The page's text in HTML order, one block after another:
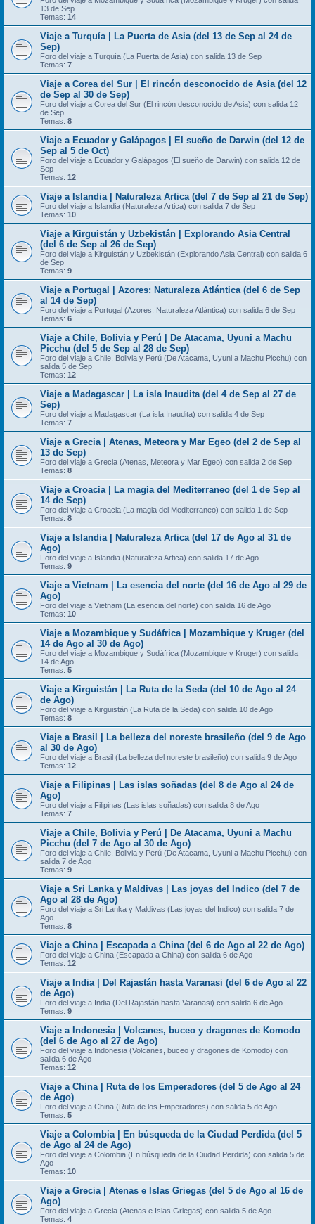
13 de Sep
Temas: 14
Viaje a Turquía | La Puerta de Asia (del 13 de Sep al 24 de
Sep)
Foro del viaje a Turquía (La Puerta de Asia) con salida 13 de Sep
Temas: 7
Viaje a Corea del Sur | El rincón desconocido de Asia (del 12
de Sep al 30 de Sep)
Foro del viaje a Corea del Sur (El rincón desconocido de Asia) con salida 12
de Sep
Temas: 8
Viaje a Ecuador y Galápagos | El sueño de Darwin (del 12 de
Sep al 5 de Oct)
Foro del viaje a Ecuador y Galápagos (El sueño de Darwin) con salida 12 de
Sep
Temas: 12
Viaje a Islandia | Naturaleza Artica (del 7 de Sep al 21 de Sep)
Foro del viaje a Islandia (Naturaleza Artica) con salida 7 de Sep
Temas: 10
Viaje a Kirguistán y Uzbekistán | Explorando Asia Central
(del 6 de Sep al 26 de Sep)
Foro del viaje a Kirguistán y Uzbekistán (Explorando Asia Central) con salida 6
de Sep
Temas: 9
Viaje a Portugal | Azores: Naturaleza Atlántica (del 6 de Sep
al 14 de Sep)
Foro del viaje a Portugal (Azores: Naturaleza Atlántica) con salida 6 de Sep
Temas: 6
Viaje a Chile, Bolivia y Perú | De Atacama, Uyuni a Machu
Picchu (del 5 de Sep al 28 de Sep)
Foro del viaje a Chile, Bolivia y Perú (De Atacama, Uyuni a Machu Picchu) con
salida 5 de Sep
Temas: 12
Viaje a Madagascar | La isla Inaudita (del 4 de Sep al 27 de
Sep)
Foro del viaje a Madagascar (La isla Inaudita) con salida 4 de Sep
Temas: 7
Viaje a Grecia | Atenas, Meteora y Mar Egeo (del 2 de Sep al
13 de Sep)
Foro del viaje a Grecia (Atenas, Meteora y Mar Egeo) con salida 2 de Sep
Temas: 8
Viaje a Croacia | La magia del Mediterraneo (del 1 de Sep al
14 de Sep)
Foro del viaje a Croacia (La magia del Mediterraneo) con salida 1 de Sep
Temas: 8
Viaje a Islandia | Naturaleza Artica (del 17 de Ago al 31 de
Ago)
Foro del viaje a Islandia (Naturaleza Artica) con salida 17 de Ago
Temas: 9
Viaje a Vietnam | La esencia del norte (del 16 de Ago al 29 de
Ago)
Foro del viaje a Vietnam (La esencia del norte) con salida 16 de Ago
Temas: 10
Viaje a Mozambique y Sudáfrica | Mozambique y Kruger (del
14 de Ago al 30 de Ago)
Foro del viaje a Mozambique y Sudáfrica (Mozambique y Kruger) con salida
14 de Ago
Temas: 5
Viaje a Kirguistán | La Ruta de la Seda (del 10 de Ago al 24
de Ago)
Foro del viaje a Kirguistán (La Ruta de la Seda) con salida 10 de Ago
Temas: 8
Viaje a Brasil | La belleza del noreste brasileño (del 9 de Ago
al 30 de Ago)
Foro del viaje a Brasil (La belleza del noreste brasileño) con salida 9 de Ago
Temas: 12
Viaje a Filipinas | Las islas soñadas (del 8 de Ago al 24 de
Ago)
Foro del viaje a Filipinas (Las islas soñadas) con salida 8 de Ago
Temas: 7
Viaje a Chile, Bolivia y Perú | De Atacama, Uyuni a Machu
Picchu (del 7 de Ago al 30 de Ago)
Foro del viaje a Chile, Bolivia y Perú (De Atacama, Uyuni a Machu Picchu) con
salida 7 de Ago
Temas: 9
Viaje a Sri Lanka y Maldivas | Las joyas del Indico (del 7 de
Ago al 28 de Ago)
Foro del viaje a Sri Lanka y Maldivas (Las joyas del Indico) con salida 7 de
Ago
Temas: 8
Viaje a China | Escapada a China (del 6 de Ago al 22 de Ago)
Foro del viaje a China (Escapada a China) con salida 6 de Ago
Temas: 12
Viaje a India | Del Rajastán hasta Varanasi (del 6 de Ago al 22
de Ago)
Foro del viaje a India (Del Rajastán hasta Varanasi) con salida 6 de Ago
Temas: 9
Viaje a Indonesia | Volcanes, buceo y dragones de Komodo
(del 6 de Ago al 27 de Ago)
Foro del viaje a Indonesia (Volcanes, buceo y dragones de Komodo) con
salida 6 de Ago
Temas: 12
Viaje a China | Ruta de los Emperadores (del 5 de Ago al 24
de Ago)
Foro del viaje a China (Ruta de los Emperadores) con salida 5 de Ago
Temas: 5
Viaje a Colombia | En búsqueda de la Ciudad Perdida (del 5
de Ago al 24 de Ago)
Foro del viaje a Colombia (En búsqueda de la Ciudad Perdida) con salida 5 de
Ago
Temas: 10
Viaje a Grecia | Atenas e Islas Griegas (del 5 de Ago al 16 de
Ago)
Foro del viaje a Grecia (Atenas e Islas Griegas) con salida 5 de Ago
Temas: 4